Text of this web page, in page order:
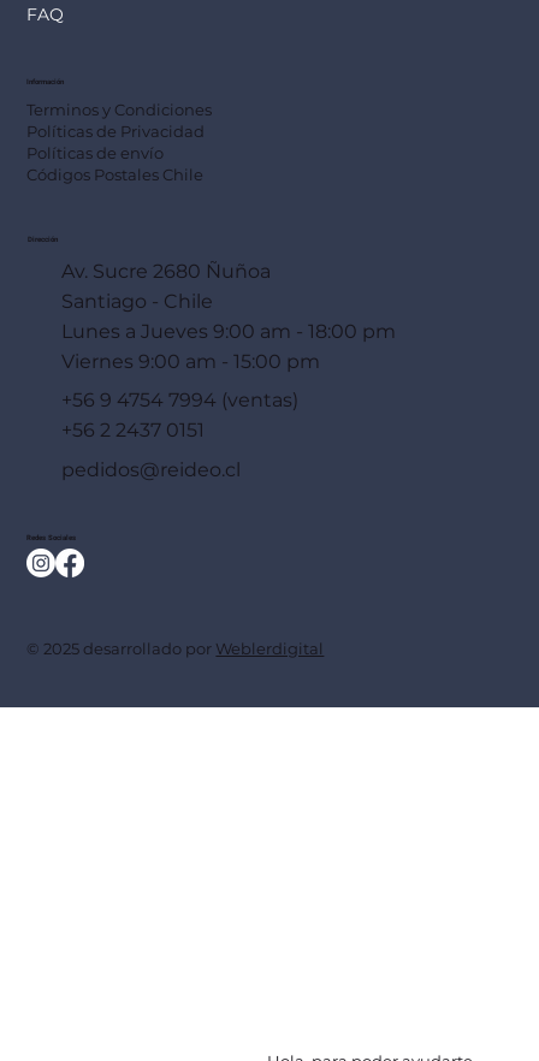
FAQ
Información
Terminos y Condiciones
Políticas de Privacidad
Políticas de envío
Códigos Postales Chile
Dirección
Av. Sucre 2680 Ñuñoa
Santiago - Chile
Lunes a Jueves 9:00 am - 18:00 pm
Viernes 9:00 am - 15:00 pm
+56 9 4754 7994 (ventas)
+56 2 2437 0151
pedidos@reideo.cl
Redes Sociales
© 2025 desarrollado por Weblerdigital